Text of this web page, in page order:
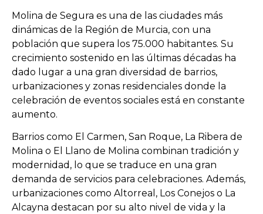
Molina de Segura es una de las ciudades más
dinámicas de la Región de Murcia, con una
población que supera los 75.000 habitantes. Su
crecimiento sostenido en las últimas décadas ha
dado lugar a una gran diversidad de barrios,
urbanizaciones y zonas residenciales donde la
celebración de eventos sociales está en constante
aumento.
Barrios como El Carmen, San Roque, La Ribera de
Molina o El Llano de Molina combinan tradición y
modernidad, lo que se traduce en una gran
demanda de servicios para celebraciones. Además,
urbanizaciones como Altorreal, Los Conejos o La
Alcayna destacan por su alto nivel de vida y la